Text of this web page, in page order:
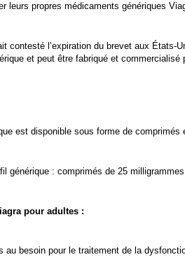
leurs propres médicaments génériques
contesté l’expiration du brevet aux
et peut être fabriqué et commercialisé
est disponible sous forme de comprimés
générique : comprimés de 25
pour adultes :
au besoin pour le traitement de la